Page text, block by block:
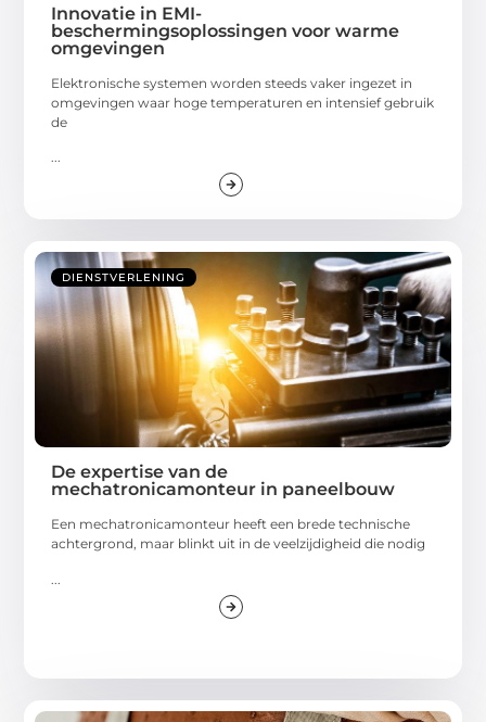
Innovatie in EMI-
beschermingsoplossingen voor warme
omgevingen
Elektronische systemen worden steeds vaker ingezet in
omgevingen waar hoge temperaturen en intensief gebruik
de
...
DIENSTVERLENING
De expertise van de
mechatronicamonteur in paneelbouw
Een mechatronicamonteur heeft een brede technische
achtergrond, maar blinkt uit in de veelzijdigheid die nodig